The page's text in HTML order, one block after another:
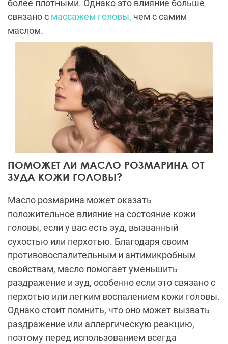
более плотными. Однако это влияние больше
связано с массажем головы, чем с самим
маслом.
ПОМОЖЕТ ЛИ МАСЛО РОЗМАРИНА ОТ
ЗУДА КОЖИ ГОЛОВЫ?
Масло розмарина может оказать
положительное влияние на состояние кожи
головы, если у вас есть зуд, вызванный
сухостью или перхотью. Благодаря своим
противовоспалительным и антимикробным
свойствам, масло помогает уменьшить
раздражение и зуд, особенно если это связано с
перхотью или легким воспалением кожи головы.
Однако стоит помнить, что оно может вызвать
раздражение или аллергическую реакцию,
поэтому перед использованием всегда